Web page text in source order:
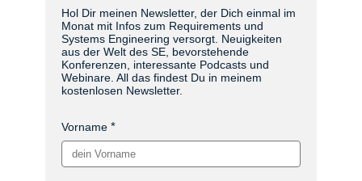
Hol Dir meinen Newsletter, der Dich einmal im
Monat mit Infos zum Requirements und
Systems Engineering versorgt. Neuigkeiten
aus der Welt des SE, bevorstehende
Konferenzen, interessante Podcasts und
Webinare. All das findest Du in meinem
kostenlosen Newsletter.
Vorname